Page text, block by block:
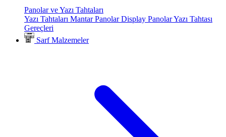
Panolar ve Yazı Tahtaları
Yazı Tahtaları Mantar PanolarDisplay PanolarYazı Tahtası
Gereçleri
Sarf Malzemeler